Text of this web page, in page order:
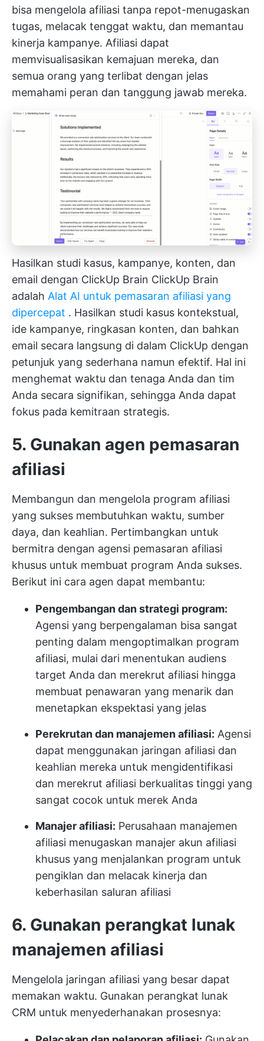
bisa mengelola afiliasi tanpa repot-menugaskan
tugas, melacak tenggat waktu, dan memantau
kinerja kampanye. Afiliasi dapat
memvisualisasikan kemajuan mereka, dan
semua orang yang terlibat dengan jelas
memahami peran dan tanggung jawab mereka.
Hasilkan studi kasus, kampanye, konten, dan
email dengan ClickUp Brain ClickUp Brain
adalah Alat AI untuk pemasaran afiliasi yang
dipercepat . Hasilkan studi kasus kontekstual,
ide kampanye, ringkasan konten, dan bahkan
email secara langsung di dalam ClickUp dengan
petunjuk yang sederhana namun efektif. Hal ini
menghemat waktu dan tenaga Anda dan tim
Anda secara signifikan, sehingga Anda dapat
fokus pada kemitraan strategis.
5. Gunakan agen pemasaran
afiliasi
Membangun dan mengelola program afiliasi
yang sukses membutuhkan waktu, sumber
daya, dan keahlian. Pertimbangkan untuk
bermitra dengan agensi pemasaran afiliasi
khusus untuk membuat program Anda sukses.
Berikut ini cara agen dapat membantu:
Pengembangan dan strategi program:
Agensi yang berpengalaman bisa sangat
penting dalam mengoptimalkan program
afiliasi, mulai dari menentukan audiens
target Anda dan merekrut afiliasi hingga
membuat penawaran yang menarik dan
menetapkan ekspektasi yang jelas
Perekrutan dan manajemen afiliasi: Agensi
dapat menggunakan jaringan afiliasi dan
keahlian mereka untuk mengidentifikasi
dan merekrut afiliasi berkualitas tinggi yang
sangat cocok untuk merek Anda
Manajer afiliasi: Perusahaan manajemen
afiliasi menugaskan manajer akun afiliasi
khusus yang menjalankan program untuk
pengiklan dan melacak kinerja dan
keberhasilan saluran afiliasi
6. Gunakan perangkat lunak
manajemen afiliasi
Mengelola jaringan afiliasi yang besar dapat
memakan waktu. Gunakan perangkat lunak
CRM untuk menyederhanakan prosesnya: